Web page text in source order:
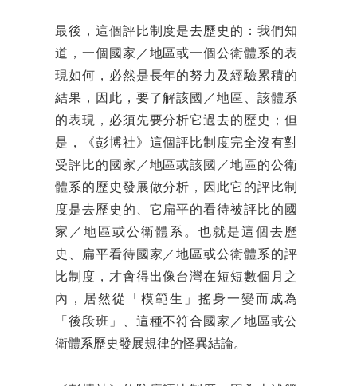
最後，這個評比制度是去歷史的：我們知
道，一個國家／地區或一個公衛體系的表
現如何，必然是長年的努力及經驗累積的
結果，因此，要了解該國／地區、該體系
的表現，必須先要分析它過去的歷史；但
是，《彭博社》這個評比制度完全沒有對
受評比的國家／地區或該國／地區的公衛
體系的歷史發展做分析，因此它的評比制
度是去歷史的、它扁平的看待被評比的國
家／地區或公衛體系。也就是這個去歷
史、扁平看待國家／地區或公衛體系的評
比制度，才會得出像台灣在短短數個月之
內，居然從「模範生」搖身一變而成為
「後段班」、這種不符合國家／地區或公
衛體系歷史發展規律的怪異結論。